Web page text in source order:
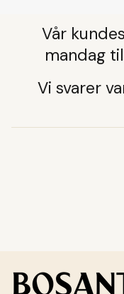
Vår
mandag
Vi svarer